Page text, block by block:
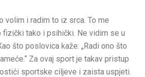
volim i radim to iz srca. To me
fizički tako i psihički. Ne vidim se u
što poslovica kaže: „Radi ono što
Za ovaj sport je takav pristup
sportske ciljeve i zaista uspjeti.